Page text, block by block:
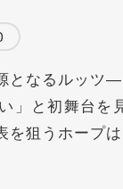
なるルッツ―
」と初舞台
を狙うホープ